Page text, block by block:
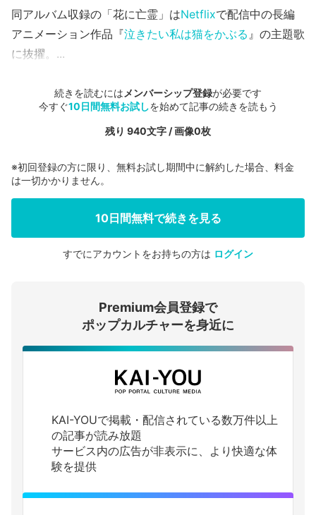
同アルバム収録の「花に亡霊」はNetflixで配信中の長編
アニメーション作品『泣きたい私は猫をかぶる 』の主題歌
に抜擢。...
続きを読むには メンバーシップ登録が必要です
今すぐ10日間無料お試しを始めて記事の続きを読もう
残り 940文字 / 画像0枚
会員登録する
ログインする
※初回登録の方に限り、無料お試し期間中に解約した場合、料金
は一切かかりません。
10日間無料で続きを見る
すでにアカウントをお持ちの方は ログイン
Premium会員登録で
ポップカルチャーを身近に
KAI-YOUで掲載・配信されている数万件以上
の記事が読み放題
サービス内の広告が非表示に、より快適な体
験を提供